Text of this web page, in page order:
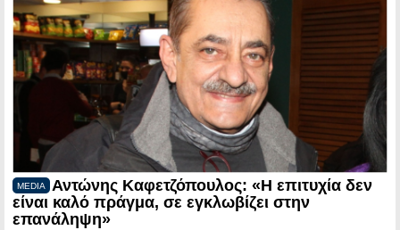
MEDIA
Αντώνης Καφετζόπουλος: «Η επιτυχία δεν
είναι καλό πράγμα, σε εγκλωβίζει στην
επανάληψη»